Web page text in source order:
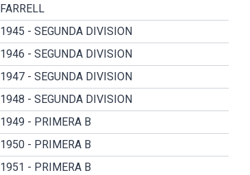
FARRELL
1945 - SEGUNDA DIVISION
1946 - SEGUNDA DIVISION
1947 - SEGUNDA DIVISION
1948 - SEGUNDA DIVISION
1949 - PRIMERA B
1950 - PRIMERA B
1951 - PRIMERA B